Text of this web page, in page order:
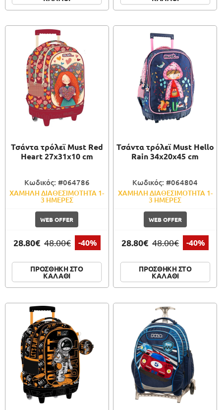
Τσάντα τρόλεϊ Must Red
Heart 27x31x10 cm
Κωδικός: #064786
ΧΑΜΗΛΗ ΔΙΑΘΕΣΙΜΟΤΗΤΑ 1-
3 ΗΜΕΡΕΣ
WEB OFFER
28.80€ 48.00€ -40%
ΠΡΟΣΘΗΚΗ ΣΤΟ
ΚΑΛΑΘΙ
Τσάντα τρόλεϊ Must Hello
Rain 34x20x45 cm
Κωδικός: #064804
ΧΑΜΗΛΗ ΔΙΑΘΕΣΙΜΟΤΗΤΑ 1-
3 ΗΜΕΡΕΣ
WEB OFFER
28.80€ 48.00€ -40%
ΠΡΟΣΘΗΚΗ ΣΤΟ
ΚΑΛΑΘΙ